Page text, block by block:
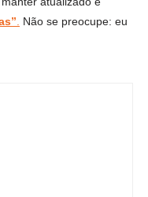
Não se preocupe: eu